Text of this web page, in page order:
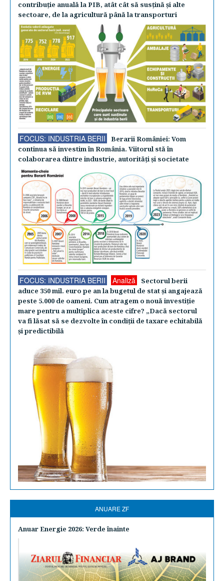
contribuţie anuală la PIB, atât cât să susţină şi alte
sectoare, de la agricultură până la transporturi
FOCUS: INDUSTRIA BERII
Berarii României: Vom
continua să investim în România. Viitorul stă în
colaborarea dintre industrie, autorităţi şi societate
FOCUS: INDUSTRIA BERII Analiză
Sectorul berii
aduce 350 mil. euro pe an la bugetul de stat şi angajează
peste 5.000 de oameni. Cum atragem o nouă investiţie
mare pentru a multiplica aceste cifre? „Dacă sectorul
va fi lăsat să se dezvolte în condiţii de taxare echitabilă
şi predictibilă
ANUARE ZF
Anuar Energie 2026: Verde înainte